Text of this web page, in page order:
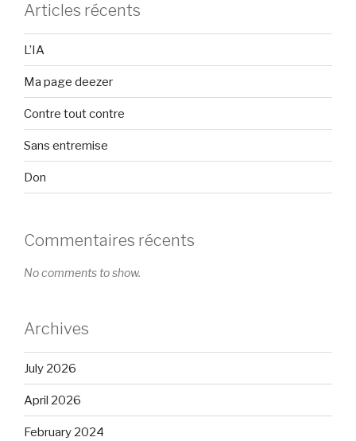
Articles récents
L’IA
Ma page deezer
Contre tout contre
Sans entremise
Don
Commentaires récents
No comments to show.
Archives
July 2026
April 2026
February 2024